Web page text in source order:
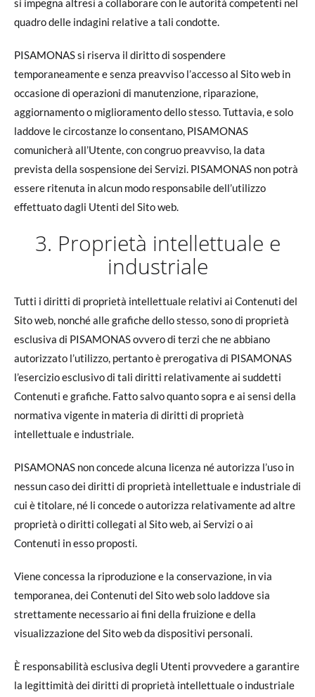
si impegna altresì a collaborare con le autorità competenti nel
quadro delle indagini relative a tali condotte.
PISAMONAS si riserva il diritto di sospendere
temporaneamente e senza preavviso l’accesso al Sito web in
occasione di operazioni di manutenzione, riparazione,
aggiornamento o miglioramento dello stesso. Tuttavia, e solo
laddove le circostanze lo consentano, PISAMONAS
comunicherà all’Utente, con congruo preavviso, la data
prevista della sospensione dei Servizi. PISAMONAS non potrà
essere ritenuta in alcun modo responsabile dell’utilizzo
effettuato dagli Utenti del Sito web.
3. Proprietà intellettuale e
industriale
Tutti i diritti di proprietà intellettuale relativi ai Contenuti del
Sito web, nonché alle grafiche dello stesso, sono di proprietà
esclusiva di PISAMONAS ovvero di terzi che ne abbiano
autorizzato l’utilizzo, pertanto è prerogativa di PISAMONAS
l’esercizio esclusivo di tali diritti relativamente ai suddetti
Contenuti e grafiche. Fatto salvo quanto sopra e ai sensi della
normativa vigente in materia di diritti di proprietà
intellettuale e industriale.
PISAMONAS non concede alcuna licenza né autorizza l’uso in
nessun caso dei diritti di proprietà intellettuale e industriale di
cui è titolare, né li concede o autorizza relativamente ad altre
proprietà o diritti collegati al Sito web, ai Servizi o ai
Contenuti in esso proposti.
Viene concessa la riproduzione e la conservazione, in via
temporanea, dei Contenuti del Sito web solo laddove sia
strettamente necessario ai fini della fruizione e della
visualizzazione del Sito web da dispositivi personali.
È responsabilità esclusiva degli Utenti provvedere a garantire
la legittimità dei diritti di proprietà intellettuale o industriale